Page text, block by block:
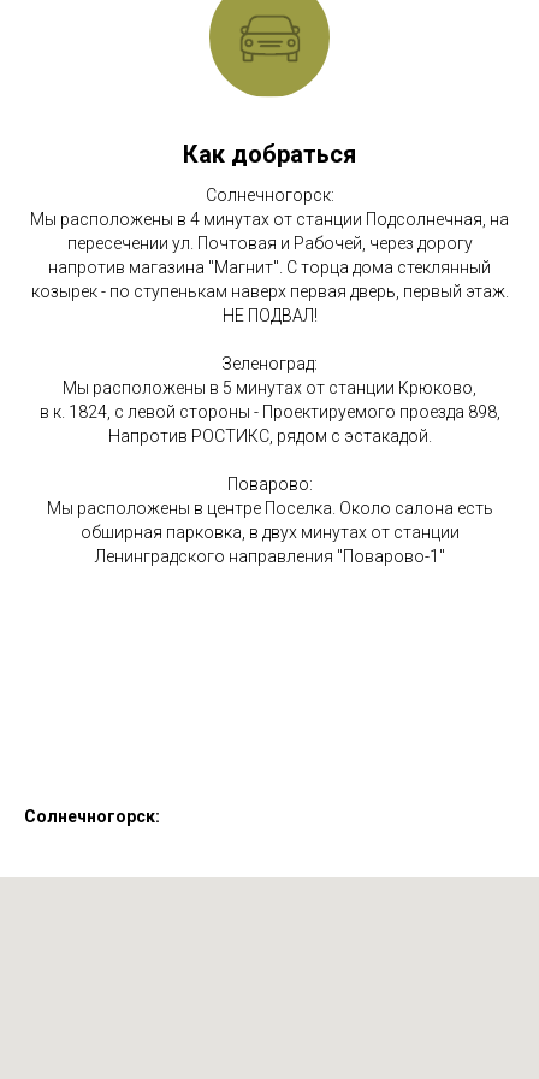
Как добраться
Солнечногорск:
Мы расположены в 4 минутах от станции Подсолнечная, на
пересечении ул. Почтовая и Рабочей, через дорогу
напротив магазина "Магнит". С торца дома стеклянный
козырек - по ступенькам наверх первая дверь, первый этаж.
НЕ ПОДВАЛ!
Зеленоград:
Мы расположены в 5 минутах от станции Крюково,
в к. 1824, с левой стороны - Проектируемого проезда 898,
Напротив РОСТИКС, рядом с эстакадой.
Поварово:
Мы расположены в центре Поселка. Около салона есть
обширная парковка, в двух минутах от станции
Ленинградского направления "Поварово-1"
Солнечногорск: